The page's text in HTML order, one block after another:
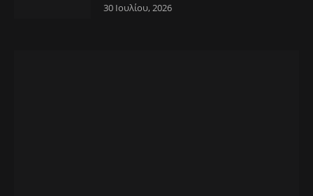
30 Ιουλίου, 2026